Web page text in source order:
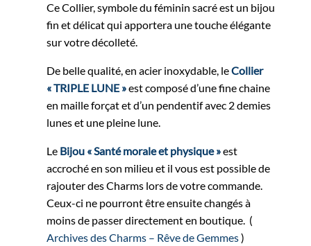
Ce Collier, symbole du féminin sacré est un bijou
fin et délicat qui apportera une touche élégante
sur votre décolleté.
De belle qualité, en acier inoxydable, leCollier
« TRIPLE LUNE »est composé d’une fine chaine
en maille forçat et d’un pendentif avec 2 demies
lunes et une pleine lune.
Le Bijou « Santé morale et physique »est
accroché en son milieu et il vous est possible de
rajouter des Charms lors de votre commande.
Ceux-ci ne pourront être ensuite changés à
moins de passer directement en boutique. (
Archives des Charms – Rêve de Gemmes)